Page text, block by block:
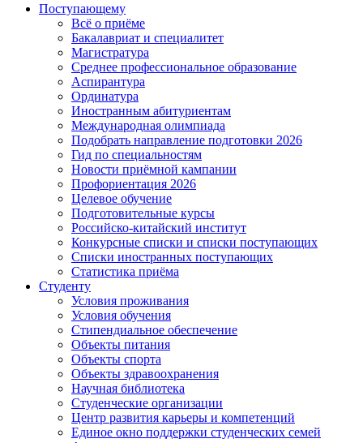
Поступающему
Всё о приёме
Бакалавриат и специалитет
Магистратура
Среднее профессиональное образование
Аспирантура
Ординатура
Иностранным абитуриентам
Международная олимпиада
Подобрать направление подготовки 2026
Гид по специальностям
Новости приёмной кампании
Профориентация 2026
Целевое обучение
Подготовительные курсы
Российско-китайский институт
Конкурсные списки и списки поступающих
Списки иностранных поступающих
Статистика приёма
Студенту
Условия проживания
Условия обучения
Стипендиальное обеспечение
Объекты питания
Объекты спорта
Объекты здравоохранения
Научная библиотека
Студенческие организации
Центр развития карьеры и компетенций
Единое окно поддержки студенческих семей